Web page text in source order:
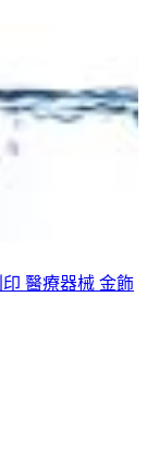
醫療器械 金飾